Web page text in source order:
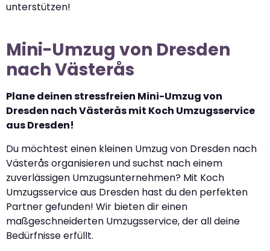
unterstützen!
Mini-Umzug von Dresden
nach Västerås
Plane deinen stressfreien Mini-Umzug von
Dresden nach Västerås mit Koch Umzugsservice
aus Dresden!
Du möchtest einen kleinen Umzug von Dresden nach
Västerås organisieren und suchst nach einem
zuverlässigen Umzugsunternehmen? Mit Koch
Umzugsservice aus Dresden hast du den perfekten
Partner gefunden! Wir bieten dir einen
maßgeschneiderten Umzugsservice, der all deine
Bedürfnisse erfüllt.